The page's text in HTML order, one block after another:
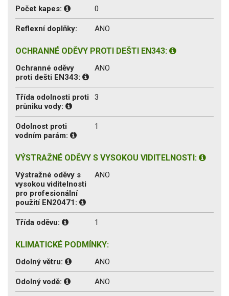
Počet kapes: 0
Reflexní doplňky: ANO
OCHRANNÉ ODĚVY PROTI DEŠTI EN343:
Ochranné oděvy
proti dešti EN343:
ANO
Třída odolnosti proti
průniku vody:
3
Odolnost proti
vodním parám:
1
VÝSTRAŽNÉ ODĚVY S VYSOKOU VIDITELNOSTI:
Výstražné oděvy s
vysokou viditelnosti
pro profesionální
použití EN20471:
ANO
Třída oděvu: 1
KLIMATICKÉ PODMÍNKY:
Odolný větru: ANO
Odolný vodě: ANO